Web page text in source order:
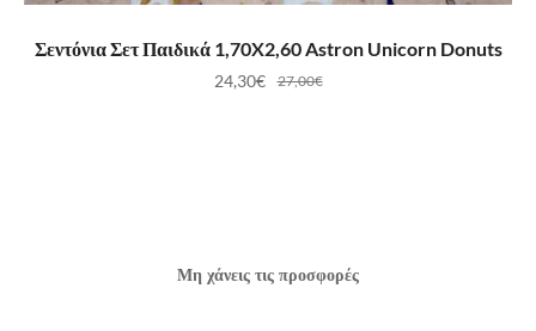
ΠΡΟΣΘΉΚΗ ΣΤΟ ΚΑΛΆΘΙ
Σεντόνια Σετ Παιδικά 1,70X2,60 Astron Unicorn Donuts
27,00€
24,30€
Μη χάνεις τις προσφορές